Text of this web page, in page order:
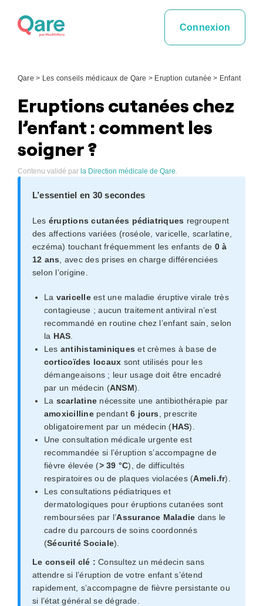
Connexion
Qare > Les conseils médicaux de Qare > Eruption cutanée > Enfant
Eruptions cutanées chez
l’enfant : comment les
soigner ?
Contenu validé par la Direction médicale de Qare.
L’essentiel en 30 secondes
Les éruptions cutanées pédiatriques regroupent
des affections variées (roséole, varicelle, scarlatine,
eczéma) touchant fréquemment les enfants de 0 à
12 ans , avec des prises en charge différenciées
selon l’origine.
La varicelleest une maladie éruptive virale très
contagieuse ; aucun traitement antiviral n’est
recommandé en routine chez l’enfant sain, selon
la HAS
Les antihistaminiques et crèmes à base de
corticoïdes locaux sont utilisés pour les
démangeaisons ; leur usage doit être encadré
par un médecin (ANSM).
La scarlatine nécessite une antibiothérapie par
amoxicillinependant6 jours
, prescrite
obligatoirement par un médecin (HAS).
Une consultation médicale urgente est
recommandée si l’éruption s’accompagne de
fièvre élevée (> 39 °C), de difficultés
respiratoires ou de plaques violacées (Ameli.fr).
Les consultations pédiatriques et
dermatologiques pour éruptions cutanées sont
remboursées par l’Assurance Maladie dans le
cadre du parcours de soins coordonnés
(Sécurité Sociale).
Le conseil clé : Consultez un médecin sans
attendre si l’éruption de votre enfant s’étend
rapidement, s’accompagne de fièvre persistante ou
si l’état général se dégrade.